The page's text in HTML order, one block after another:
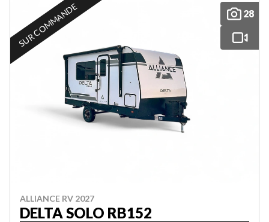
28
SUR COMMANDE
ALLIANCE RV 2027
DELTA SOLO RB152